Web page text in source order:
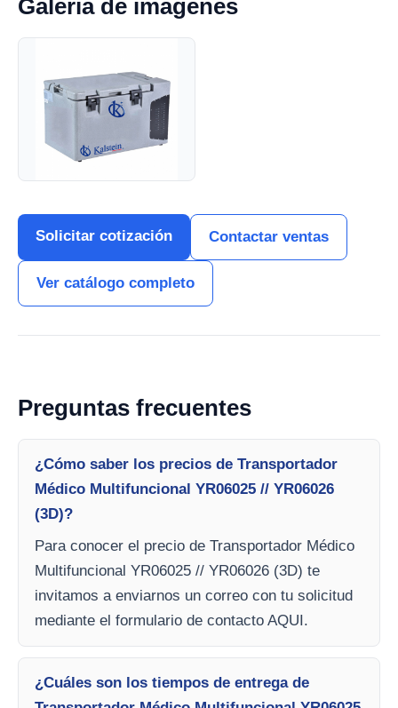
Galería de imágenes
Solicitar cotización Contactar ventas
Ver catálogo completo
Preguntas frecuentes
¿Cómo saber los precios de Transportador
Médico Multifuncional YR06025 // YR06026
(3D)?
Para conocer el precio de Transportador Médico
Multifuncional YR06025 // YR06026 (3D) te
invitamos a enviarnos un correo con tu solicitud
mediante el formulario de contacto AQUI.
¿Cuáles son los tiempos de entrega de